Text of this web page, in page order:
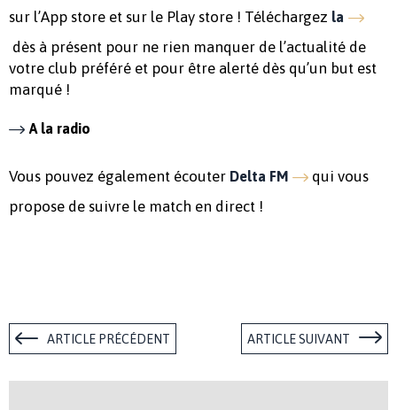
sur l’App store et sur le Play store ! Téléchargez la
dès à présent pour ne rien manquer de l’actualité de
votre club préféré et pour être alerté dès qu’un but est
marqué !
A la radio
Vous pouvez également écouter Delta FM
qui vous
propose de suivre le match en direct !
ARTICLE PRÉCÉDENT ARTICLE SUIVANT